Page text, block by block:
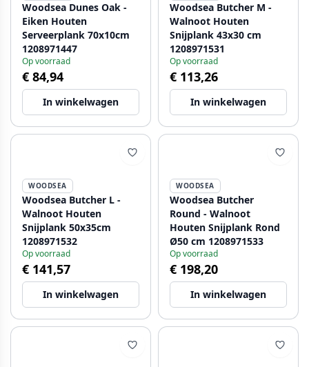
Woodsea Dunes Oak -
Eiken Houten
Serveerplank 70x10cm
1208971447
Op voorraad
€ 84,94
In winkelwagen
Woodsea Butcher M -
Walnoot Houten
Snijplank 43x30 cm
1208971531
Op voorraad
€ 113,26
In winkelwagen
WOODSEA
Woodsea Butcher L -
Walnoot Houten
Snijplank 50x35cm
1208971532
Op voorraad
€ 141,57
In winkelwagen
WOODSEA
Woodsea Butcher
Round - Walnoot
Houten Snijplank Rond
Ø50 cm 1208971533
Op voorraad
€ 198,20
In winkelwagen